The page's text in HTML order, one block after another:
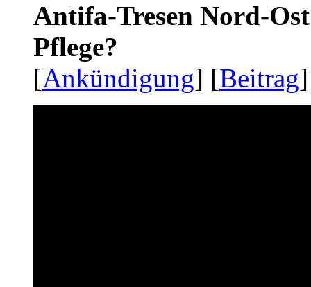
Antifa-Tresen Nord-
Pflege?
[Ankündigung] [Beitrag